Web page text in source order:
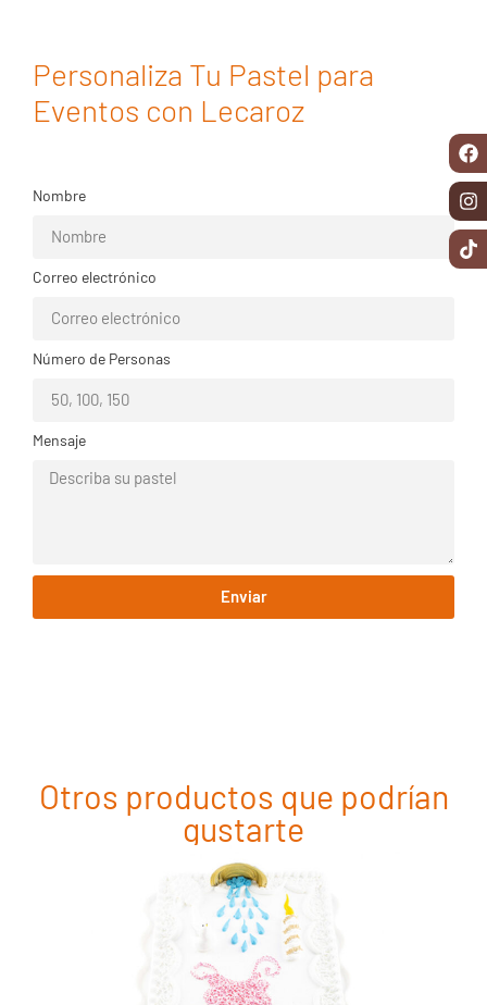
Personaliza Tu Pastel para
Eventos con Lecaroz
Nombre
Correo electrónico
Número de Personas
Mensaje
Enviar
Otros productos que podrían
gustarte